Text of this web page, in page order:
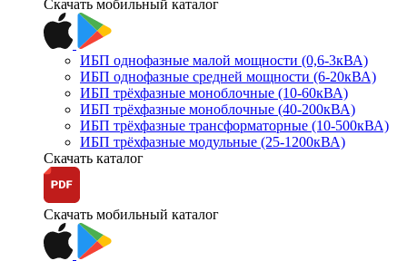
Скачать мобильный каталог
ИБП однофазные малой мощности (0,6-3кВА)
ИБП однофазные средней мощности (6-20кВА)
ИБП трёхфазные моноблочные (10-60кВА)
ИБП трёхфазные моноблочные (40-200кВА)
ИБП трёхфазные трансформаторные (10-500кВА)
ИБП трёхфазные модульные (25-1200кВА)
Скачать каталог
Скачать мобильный каталог